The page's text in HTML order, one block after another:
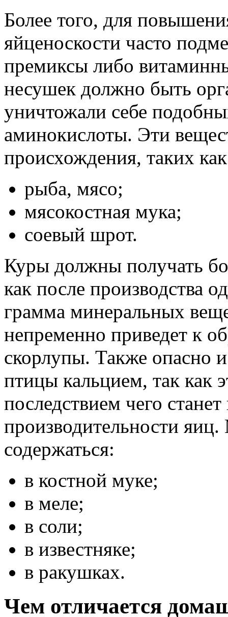
Более того, для
яйценоскости часто
премиксы либо
несушек должно быть
уничтожали себе
аминокислоты. Эти
происхождения, таких
рыба, мясо;
мясокостная мука;
соевый шрот.
Куры должны получать
как после производства
грамма минеральных
непременно приведет к
скорлупы. Также опасно
птицы кальцием, так как
последствием чего
производительности
содержаться:
в костной муке;
в меле;
в соли;
в известняке;
в ракушках.
Чем отличается